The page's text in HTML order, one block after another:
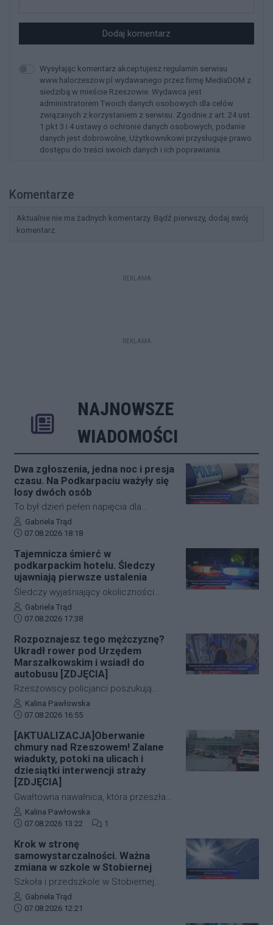
Dodaj komentarz
Wysyłając komentarz akceptujesz regulamin serwisu
www.halorzeszow.pl wydawanego przez firmę MediaDOM z
siedzibą w mieście Rzeszowie. Wydawca jest
administratorem Twoich danych osobowych dla celów
związanych z korzystaniem z serwisu. Zgodnie z art. 24 ust.
1 pkt 3 i 4 ustawy o ochronie danych osobowych, podanie
danych jest dobrowolne, Użytkownikowi przysługuje prawo
dostępu do treści swoich danych i ich poprawiania.
Komentarze
Aktualnie nie ma żadnych komentarzy. Bądź pierwszy, dodaj swój
komentarz.
REKLAMA
REKLAMA
NAJNOWSZE
WIADOMOŚCI
Dwa zgłoszenia, jedna noc i presja
czasu. Na Podkarpaciu ważyły się
losy dwóch osób
To był dzień pełen napięcia dla
funkcjonariuszy z powiatu niżańskiego.
W ciągu zaledwie kilkunastu godzin
służby ratunkowe musiały
przeprowadzić dwie niezależne,
intensywne akcje poszukiwawcze. W
obu przypadkach chodziło o ludzkie
życie, a kluczową rolę odegrał czas.
Dzięki błyskawicznej mobilizacji policji,
nowoczesnej technologii, obie historie
zakończyły się szczęśliwie.
Autor artykułu:
Gabriela Trąd
Data dodania artykułu:
07.08.2026 18:18
Tajemnicza śmierć w
podkarpackim hotelu. Śledczy
ujawniają pierwsze ustalenia
Śledczy wyjaśniający okoliczności
tragicznego zdarzenia na terenie
jednego z sanockich hoteli dysponują
sądowych. Z przeprowadzonej sekcji
zwłok 37-letniego mężczyzny wynika,
że na tym etapie postępowania nic nie
wskazuje na udział osób trzecich.
Autor artykułu:
Gabriela Trąd
Data dodania artykułu:
07.08.2026 17:38
Rozpoznajesz tego mężczyznę?
Ukradł rower pod Urzędem
Marszałkowskim i wsiadł do
autobusu [ZDJĘCIA]
Rzeszowscy policjanci poszukują
sprawcy kradzieży roweru marki Kross
o wartości około 1500 złotych. Do
zdarzenia doszło w ścisłym centrum
miasta – pod Urzędem
Marszałkowskim przy al. Cieplińskiego.
Złodziej ze skradzionym jednośladem
wsiadł do autobusu MPK linii 28. Jego
wizerunek zarejestrowały kamery
monitoringu, a policja apeluje o pomoc
w identyfikacji mężczyzny.
Autor artykułu:
Kalina Pawłowska
Data dodania artykułu:
07.08.2026 16:55
[AKTUALIZACJA]Oberwanie
chmury nad Rzeszowem! Zalane
wiadukty, potoki na ulicach i
dziesiątki interwencji straży
[ZDJĘCIA]
Gwałtowna nawałnica, która przeszła
nad Rzeszowem tuż po godzinie 12:00,
w kilka minut sparaliżowała ruch w
rwące potoki ulice, zalane wiadukty i
wybijające studzienki kanalizacyjne
odcięły od świata kluczowe arterie.
Podkarpaccy strażacy wyjeżdżali do
akcji już blisko 70 razy! Mamy dla Was
Autor artykułu:
Kalina Pawłowska
Data dodania artykułu:
07.08.2026 13:22 Liczba komentarzy artykułu:
1
Krok w stronę
samowystarczalności. Ważna
zmiana w szkole w Stobiernej
Szkoła i przedszkole w Stobiernej
przejdą technologiczną transformację,
która znacząco wpłynie na budżet
Autor artykułu:
Gabriela Trąd
Data dodania artykułu:
07.08.2026 12:21